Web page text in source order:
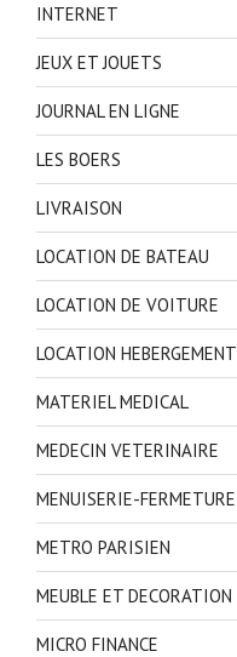
INTERNET
JEUX ET JOUETS
JOURNAL EN LIGNE
LES BOERS
LIVRAISON
LOCATION DE BATEAU
LOCATION DE VOITURE
LOCATION HEBERGEMENT
MATERIEL MEDICAL
MEDECIN VETERINAIRE
MENUISERIE-FERMETURE
METRO PARISIEN
MEUBLE ET DECORATION
MICRO FINANCE